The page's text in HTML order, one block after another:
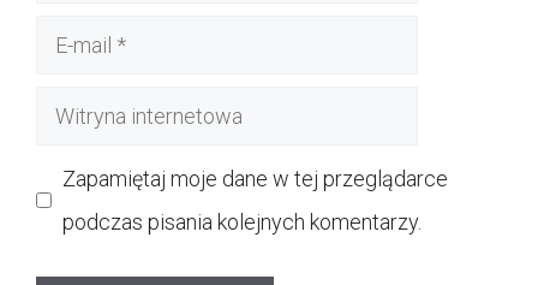
Witryna
Zapamiętaj moje dane w tej przeglądarce
podczas pisania kolejnych komentarzy.